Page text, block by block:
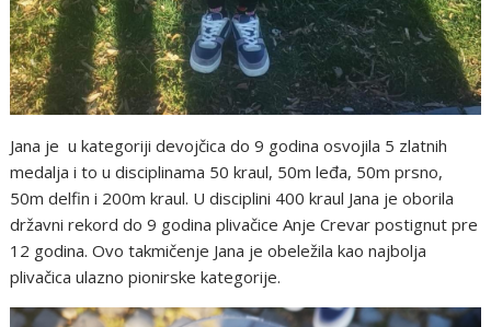
Jana je u kategoriji devojčica do 9 godina osvojila 5 zlatnih
medalja i to u disciplinama 50 kraul, 50m leđa, 50m prsno,
50m delfin i 200m kraul. U disciplini 400 kraul Jana je oborila
državni rekord do 9 godina plivačice Anje Crevar postignut pre
12 godina. Ovo takmičenje Jana je obeležila kao najbolja
plivačica ulazno pionirske kategorije.